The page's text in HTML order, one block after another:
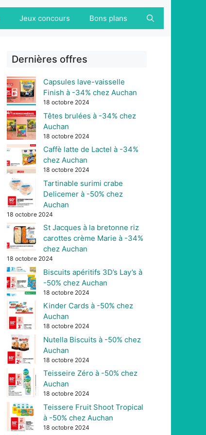
Jeux concours Bons plans
Dernières offres
Capsules lave-vaisselle
Finish à -34% chez Auchan
18 octobre 2024
Têtes brulées à -34% chez
Auchan
18 octobre 2024
Caffè latte de Lactel à -34%
chez Auchan
18 octobre 2024
Tartinable surimi crabe
Delicemer à -50% chez
Auchan
18 octobre 2024
St Jacques à la bretonne riz
carottes crème Marie à -34%
chez Auchan
18 octobre 2024
Biscuits apéritifs 3D’s Lay’s à
-50% chez Auchan
18 octobre 2024
Kinder Cards à -50% chez
Auchan
18 octobre 2024
Nutella Biscuits à -50% chez
Auchan
18 octobre 2024
Teisseire Zéro à -50% chez
Auchan
18 octobre 2024
Teissere Fruit Shoot Tropical
à -50% chez Auchan
18 octobre 2024